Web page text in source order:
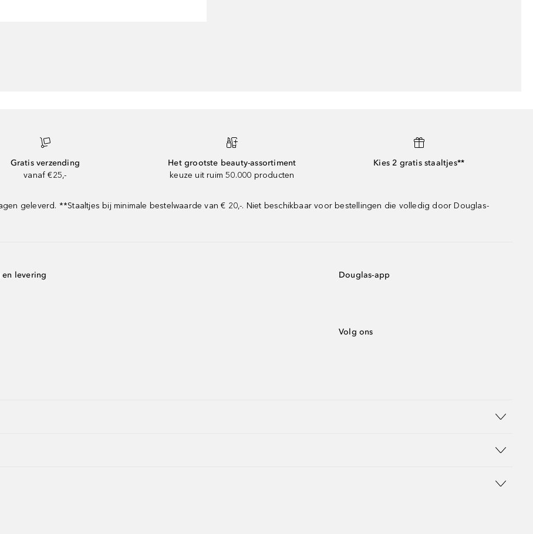
Gratis verzending
vanaf €25,-
Het grootste beauty-assortiment
keuze uit ruim 50.000 producten
Kies 2 gratis staaltjes**
geleverd. **Staaltjes bij minimale bestelwaarde van € 20,-. Niet beschikbaar voor bestellingen die volledig door Douglas-
en levering Douglas-app
Volg ons